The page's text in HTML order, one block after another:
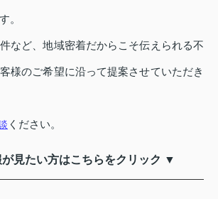
。
など、地域密着だからこそ伝えられる不
様のご希望に沿って提案させていただき
ください。
見たい方はこちらをクリック ▼